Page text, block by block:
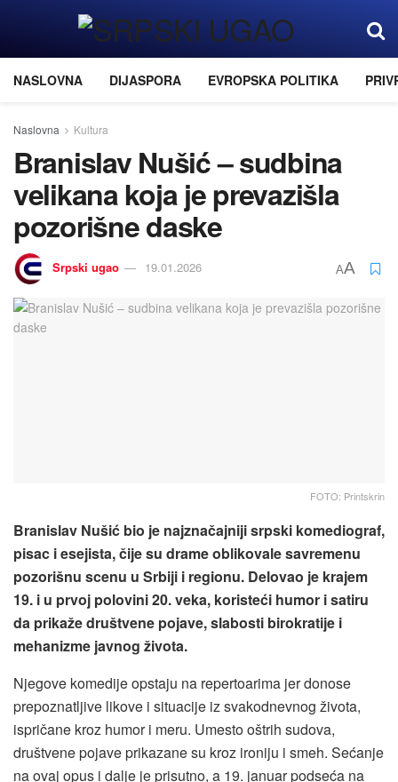
NASLOVNA DIJASPORA EVROPSKA POLITIKA
Naslovna Kultura
Branislav Nušić – sudbina
velikana koja je prevazišla
pozorišne daske
Srpski ugao 19.01.2026 AA
FOTO: Printskrin
Branislav Nušić bio je najznačajniji srpski komediograf,
pisac i esejista, čije su drame oblikovale savremenu
pozorišnu scenu u Srbiji i regionu. Delovao je krajem
19. i u prvoj polovini 20. veka, koristeći humor i satiru
da prikaže društvene pojave, slabosti birokratije i
mehanizme javnog života.
Njegove komedije opstaju na repertoarima jer donose
prepoznatljive likove i situacije iz svakodnevnog života,
ispričane kroz humor i meru. Umesto oštrih sudova,
društvene pojave prikazane su kroz ironiju i smeh. Sećanje
na ovaj opus i dalje je prisutno, a 19. januar podseća na